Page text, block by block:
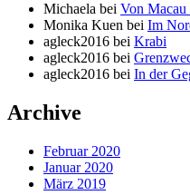
Michaela bei Von
Monika Kuen bei Im
agleck2016 bei Krabi
agleck2016 bei
agleck2016 bei In der
Archive
Februar 2020
Januar 2020
März 2019